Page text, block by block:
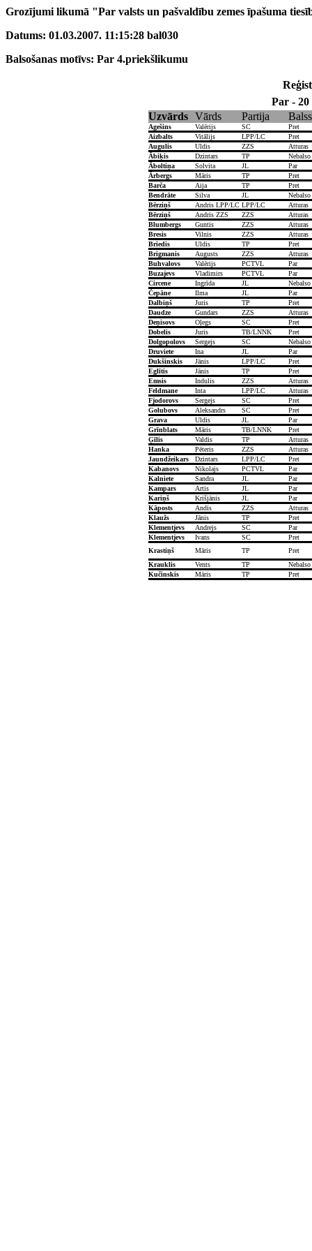
Grozījumi likumā "Par valsts un pašvaldību zemes īpašuma
Datums: 01.03.2007. 11:15:28 bal030
Balsošanas motīvs: Par 4.priekšlikumu
Par - 20
Uzvārds
Vārds Partija Balss
Agešins Valērijs SC
Pret
Aizbalts
Vitālijs LPP/LC
Pret
Augulis
Uldis ZZS
Atturas
Ābiķis
Dzintars TP
Nebalso
Āboltiņa
Solvita JL
Par
Ārbergs
Māris TP
Pret
Barča
Aija TP
Pret
Bendrāte
Silva JL
Nebalso
Bērziņš
Andris LPP/LC LPP/LC
Atturas
Bērziņš
Andris ZZS ZZS
Atturas
Blumbergs
Guntis ZZS
Atturas
Bresis
Vilnis ZZS
Atturas
Briedis
Uldis TP
Pret
Brigmanis
Augusts ZZS
Atturas
Buhvalovs
Valērijs PCTVL
Par
Buzajevs
Vladimirs PCTVL
Par
Circene
Ingrīda JL
Nebalso
Čepāne
Ilma JL
Par
Dalbiņš
Juris TP
Pret
Daudze
Gundars ZZS
Atturas
Deņisovs
Oļegs SC
Pret
Dobelis
Juris TB/LNNK
Pret
Dolgopolovs
Sergejs SC
Nebalso
Druviete
Ina JL
Par
Dukšinskis
Jānis LPP/LC
Pret
Eglītis
Jānis TP
Pret
Emsis
Indulis ZZS
Atturas
Feldmane
Inta LPP/LC
Atturas
Fjodorovs
Sergejs SC
Pret
Golubovs
Aleksandrs SC
Pret
Grava
Uldis JL
Par
Grīnblats
Māris TB/LNNK
Pret
Ģīlis
Valdis TP
Atturas
Hanka
Pēteris ZZS
Atturas
Jaundžeikars
Dzintars LPP/LC
Pret
Kabanovs
Nikolajs PCTVL
Par
Kalniete
Sandra JL
Par
Kampars
Artis JL
Par
Kariņš
Krišjānis JL
Par
Kāposts
Andis ZZS
Atturas
Klaužs
Jānis TP
Pret
Klementjevs
Andrejs SC
Par
Klementjevs
Ivans SC
Pret
Krastiņš
Māris TP
Pret
Krauklis
Vents TP
Nebalso
Kučinskis
Māris TP Pret